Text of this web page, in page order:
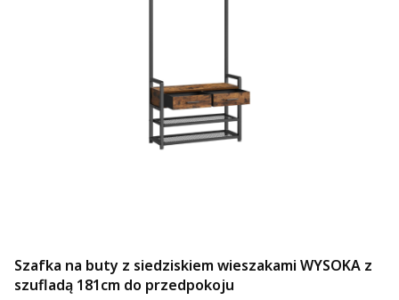
Szafka na buty z siedziskiem wieszakami WYSOKA z
szufladą 181cm do przedpokoju